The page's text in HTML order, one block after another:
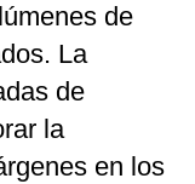
de
La
de
la
en los